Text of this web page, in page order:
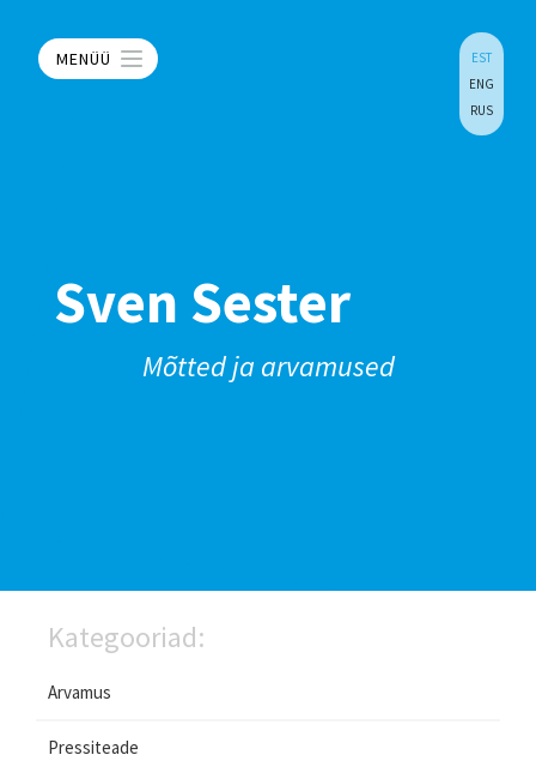
MENÜÜ
EST
ENG
RUS
Sven Sester
Mõtted ja arvamused
Kategooriad:
Arvamus
Pressiteade